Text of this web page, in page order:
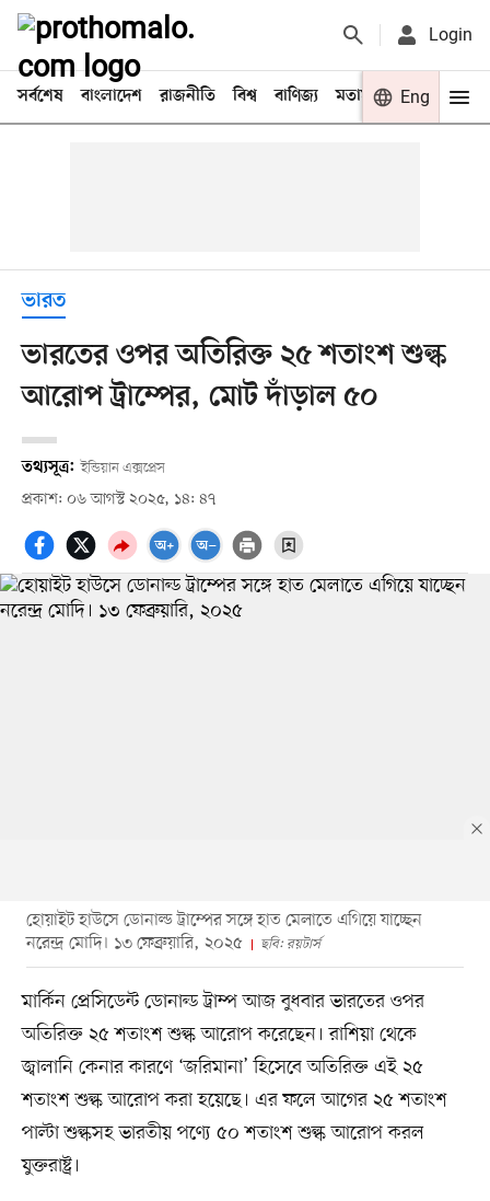
Login
সর্বশেষ বাংলাদেশ রাজনীতি বিশ্ব বাণিজ্য মতামত খেলা
Eng
ভারত
ভারতের ওপর অতিরিক্ত ২৫ শতাংশ শুল্ক
আরোপ ট্রাম্পের, মোট দাঁড়াল ৫০
তথ্যসূত্র: ইন্ডিয়ান এক্সপ্রেস
প্রকাশ: ০৬ আগস্ট ২০২৫, ১৪: ৪৭
হোয়াইট হাউসে ডোনাল্ড ট্রাম্পের সঙ্গে হাত মেলাতে এগিয়ে যাচ্ছেন
নরেন্দ্র মোদি। ১৩ ফেব্রুয়ারি, ২০২৫
ছবি: রয়টার্স
মার্কিন প্রেসিডেন্ট ডোনাল্ড ট্রাম্প আজ বুধবার ভারতের ওপর
অতিরিক্ত ২৫ শতাংশ শুল্ক আরোপ করেছেন। রাশিয়া থেকে
জ্বালানি কেনার কারণে ‘জরিমানা’ হিসেবে অতিরিক্ত এই ২৫
শতাংশ শুল্ক আরোপ করা হয়েছে। এর ফলে আগের ২৫ শতাংশ
পাল্টা শুল্কসহ ভারতীয় পণ্যে ৫০ শতাংশ শুল্ক আরোপ করল
যুক্তরাষ্ট্র।